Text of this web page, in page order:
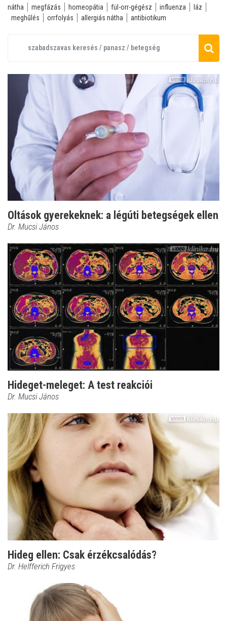
nátha megfázás homeopátia fül-orr-gégész influenza
láz
meghűlés
orrfolyás allergiás nátha antibiotikum
Oltások gyerekeknek: a légúti betegségek ellen
Dr. Mucsi János
Hideget-meleget: A test reakciói
Dr. Mucsi János
Hideg ellen: Csak érzékcsalódás?
Dr. Helfferich Frigyes